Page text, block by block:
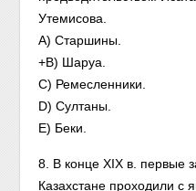
Утемисова.
A) Старшины.
+B) Шаруа.
C) Ремесленники.
D) Султаны.
E) Беки.
8. В конце XIX в. первые
Казахстане проходили с